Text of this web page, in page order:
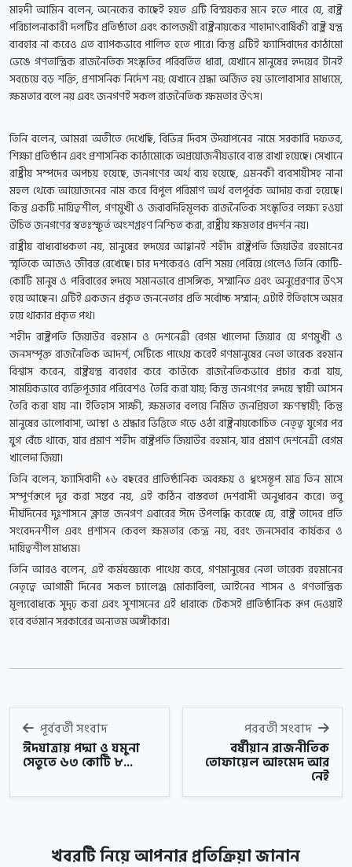
মাহদী আমিন বলেন, অনেকের কাছেই হয়ত এটি বিস্ময়কর মনে হতে পারে যে, রাষ্ট্র
পরিচালনাকারী দলটির প্রতিষ্ঠাতা এবং কালজয়ী রাষ্ট্রনায়কের শাহাদাৎবার্ষিকী রাষ্ট্র যন্ত্র
ব্যবহার না করেও এত ব্যাপকভাবে পালিত হতে পারে। কিন্তু এটিই ফ্যাসিবাদের কাঠামো
ভেঙে গণতান্ত্রিক রাজনৈতিক সংস্কৃতির পরিবর্তিত ধারা, যেখানে মানুষের হৃদয়ের টানই
সবচেয়ে বড় শক্তি, প্রশাসনিক নির্দেশ নয়; যেখানে শ্রদ্ধা অর্জিত হয় ভালোবাসার মাধ্যমে,
ক্ষমতার বলে নয় এবং জনগণই সকল রাজনৈতিক ক্ষমতার উৎস।
তিনি বলেন, আমরা অতীতে দেখেছি, বিভিন্ন দিবস উদযাপনের নামে সরকারি দফতর,
শিক্ষা প্রতিষ্ঠান এবং প্রশাসনিক কাঠামোকে অপ্রয়োজনীয়ভাবে ব্যস্ত রাখা হয়েছে। সেখানে
রাষ্ট্রীয় সম্পদের অপচয় হয়েছে, জনগণের অর্থ ব্যয় হয়েছে, এমনকী ব্যবসায়ীসহ নানা
মহল থেকে আয়োজনের নাম করে বিপুল পরিমাণ অর্থ বলপূর্বক আদায় করা হয়েছে।
কিন্তু একটি দায়িত্বশীল, গণমুখী ও জবাবদিহিমূলক রাজনৈতিক সংস্কৃতির লক্ষ্য হওয়া
উচিত জনগণের স্বতঃস্ফূর্ত অংশগ্রহণ নিশ্চিত করা, রাষ্ট্রীয় ক্ষমতার প্রদর্শন নয়।
রাষ্ট্রীয় বাধ্যবাধকতা নয়, মানুষের হৃদয়ের আহ্বানই শহীদ রাষ্ট্রপতি জিয়াউর রহমানের
স্মৃতিকে আজও জীবন্ত রেখেছে। চার দশকেরও বেশি সময় পেরিয়ে গেলেও তিনি কোটি-
কোটি মানুষ ও পরিবারের হৃদয়ে সমানভাবে প্রাসঙ্গিক, সম্মানিত এবং অনুপ্রেরণার উৎস
হয়ে আছেন। এটিই একজন প্রকৃত জননেতার প্রতি সর্বোচ্চ সম্মান; এটাই ইতিহাসে অমর
হয়ে থাকার প্রকৃত পথ।
শহীদ রাষ্ট্রপতি জিয়াউর রহমান ও দেশনেত্রী বেগম খালেদা জিয়ার যে গণমুখী ও
জনসম্পৃক্ত রাজনৈতিক আদর্শ, সেটিকে পাথেয় করেই গণমানুষের নেতা তারেক রহমান
বিশ্বাস করেন, রাষ্ট্রযন্ত্র ব্যবহার করে কাউকে রাজনৈতিকভাবে প্রচার করা যায়,
সাময়িকভাবে ব্যক্তিপূজার পরিবেশও তৈরি করা যায়; কিন্তু জনগণের হৃদয়ে স্থায়ী আসন
তৈরি করা যায় না। ইতিহাস সাক্ষী, ক্ষমতার বলয়ে নির্মিত জনপ্রিয়তা ক্ষণস্থায়ী; কিন্তু
মানুষের ভালোবাসা, আস্থা ও শ্রদ্ধার ভিত্তিতে গড়ে ওঠা রাষ্ট্রনায়কোচিত নেতৃত্ব যুগের পর
যুগ বেঁচে থাকে, যার প্রমাণ শহীদ রাষ্ট্রপতি জিয়াউর রহমান, যার প্রমাণ দেশনেত্রী বেগম
খালেদা জিয়া।
তিনি বলেন, ফ্যাসিবাদী ১৬ বছরের প্রাতিষ্ঠানিক অবক্ষয় ও ধ্বংসস্তূপ মাত্র তিন মাসে
সম্পূর্ণরূপে দূর করা সম্ভব নয়, এই কঠিন বাস্তবতা দেশবাসী অনুধাবন করে। তবু
দীর্ঘদিনের দুঃশাসনে ক্লান্ত জনগণ এবারের ঈদে উপলব্ধি করেছে যে, রাষ্ট্র তাদের প্রতি
সংবেদনশীল এবং প্রশাসন কেবল ক্ষমতার কেন্দ্র নয়, বরং জনসেবার কার্যকর ও
দায়িত্বশীল মাধ্যম।
তিনি আরও বলেন, এই কর্মযজ্ঞকে পাথেয় করে, গণমানুষের নেতা তারেক রহমানের
নেতৃত্বে আগামী দিনের সকল চ্যালেঞ্জ মোকাবিলা, আইনের শাসন ও গণতান্ত্রিক
মূল্যবোধকে সুদৃঢ় করা এবং সুশাসনের এই ধারাকে টেকসই প্রাতিষ্ঠানিক রূপ দেওয়াই
হবে বর্তমান সরকারের অন্যতম অঙ্গীকার।
পূর্ববর্তী সংবাদ
ঈদযাত্রায় পদ্মা ও যমুনা
সেতুতে ৬৩ কোটি ৮...
পরবর্তী সংবাদ
বর্ষীয়ান রাজনীতিক
তোফায়েল আহমেদ আর
নেই
খবরটি নিয়ে আপনার প্রতিক্রিয়া জানান